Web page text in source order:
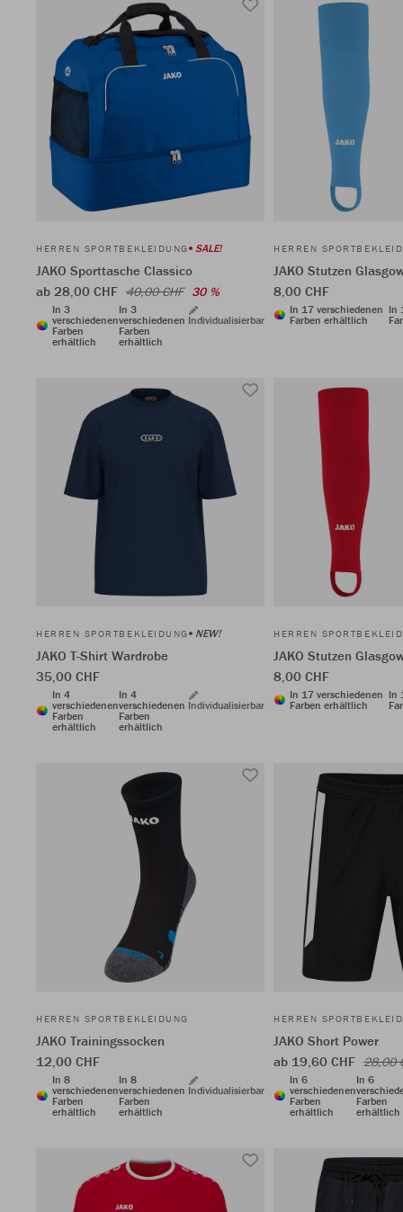
HERREN SPORTBEKLEIDUNG SALE!
JAKO Sporttasche Classico
ab 28,00 CHF 40,00 CHF 30 %
In 3
verschiedenen
Farben
erhältlich
In 3
verschiedenen
Farben
erhältlich
Individualisierbar
HERREN
JAKO Stutzen
8,00 CHF
In 17 verschiedenen
Farben erhältlich
In
HERREN SPORTBEKLEIDUNG NEW!
JAKO T-Shirt Wardrobe
35,00 CHF
In 4
verschiedenen
Farben
erhältlich
In 4
verschiedenen
Farben
erhältlich
Individualisierbar
HERREN
JAKO Stutzen
8,00 CHF
In 17 verschiedenen
Farben erhältlich
In
HERREN SPORTBEKLEIDUNG
JAKO Trainingssocken
12,00 CHF
In 8
verschiedenen
Farben
erhältlich
In 8
verschiedenen
Farben
erhältlich
Individualisierbar
HERREN
JAKO Short Power
ab 19,60 CHF 28,00
In 6
verschiedenen
Farben
erhältlich
In 6
Farben
erhältlich